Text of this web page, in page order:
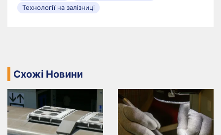
Технології на залізниці
Схожі Новини